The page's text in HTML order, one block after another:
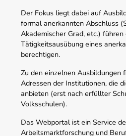
Der Fokus liegt dabei auf
formal anerkannten Abschluss
Akademischer Grad, etc.) führen
Tätigkeitsausübung eines
berechtigen.
Zu den einzelnen Ausbildungen
Adressen der Institutionen, die
anbieten (erst nach erfüllter
Volksschulen).
Das Webportal ist ein Service
Arbeitsmarktforschung und